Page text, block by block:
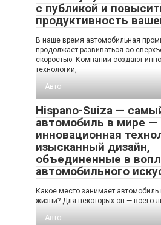
с публикой и
продуктивность
В наше время автомобильная
продолжает развиваться со
скоростью. Компании создают
технологии,
Авто
Hispano-Suiza —
автомобиль в мире —
инновационная
изысканный дизайн,
объединенные в
автомобильного
Какое место занимает
жизни? Для некоторых он — всего
Авто